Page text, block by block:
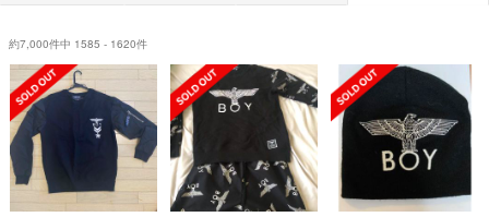
約7,000件中 1585 - 1620件